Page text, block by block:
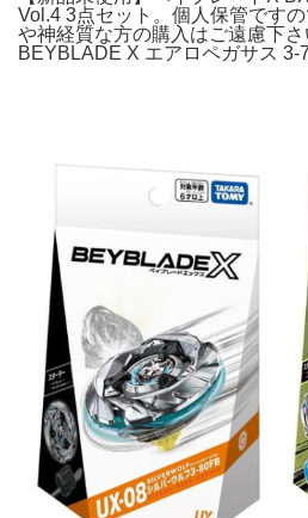
Vol.4 3点セット。個人保管です
や神経質な方の購入はご遠慮下さ
BEYBLADE X エアロペガサス 3-